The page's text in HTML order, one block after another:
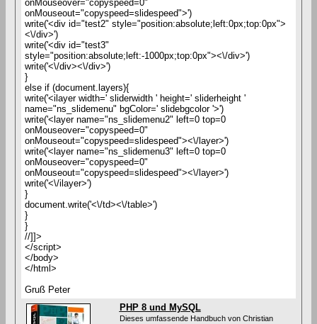
onMouseover="copyspeed=0"
onMouseout="copyspeed=slidespeed">')
write('<div id="test2" style="position:absolute;left:0px;top:0px">
<\/div>')
write('<div id="test3"
style="position:absolute;left:-1000px;top:0px"><\/div>')
write('<\/div><\/div>')
}
else if (document.layers){
write('<ilayer width=' sliderwidth ' height=' sliderheight '
name="ns_slidemenu" bgColor=' slidebgcolor '>')
write('<layer name="ns_slidemenu2" left=0 top=0
onMouseover="copyspeed=0"
onMouseout="copyspeed=slidespeed"><\/layer>')
write('<layer name="ns_slidemenu3" left=0 top=0
onMouseover="copyspeed=0"
onMouseout="copyspeed=slidespeed"><\/layer>')
write('<\/ilayer>')
}
document.write('<\/td><\/table>')
}
}
//]]>
</script>
</body>
</html>
Gruß Peter
PHP 8 und MySQL
Dieses umfassende Handbuch von Christian